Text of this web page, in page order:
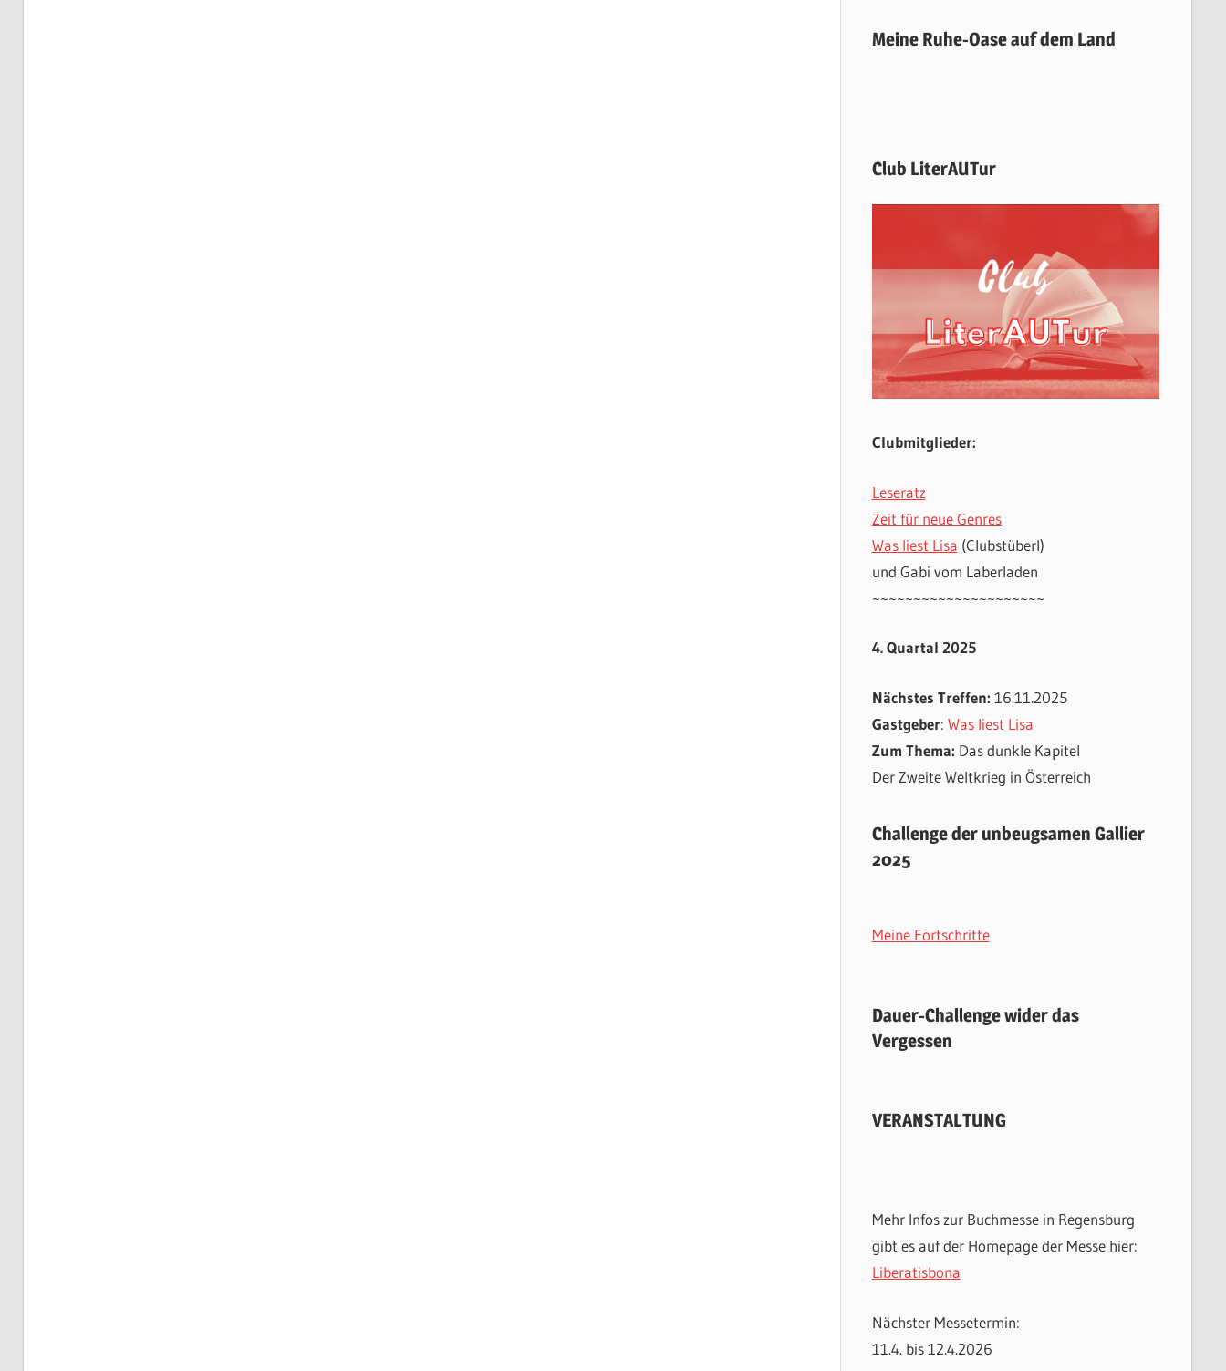
Meine Ruhe-Oase auf dem Land
Club LiterAUTur
Clubmitglieder:
Leseratz
Zeit für neue Genres
Was liest Lisa (Clubstüberl)
und Gabi vom Laberladen
~~~~~~~~~~~~~~~~~~~~~
4. Quartal 2025
Nächstes Treffen: 16.11.2025
Gastgeber: Was liest Lisa
Zum Thema: Das dunkle Kapitel
Der Zweite Weltkrieg in Österreich
Challenge der unbeugsamen Gallier
2025
Meine Fortschritte
Dauer-Challenge wider das
Vergessen
VERANSTALTUNG
Mehr Infos zur Buchmesse in Regensburg
gibt es auf der Homepage der Messe hier:
Liberatisbona
Nächster Messetermin:
11.4. bis 12.4.2026